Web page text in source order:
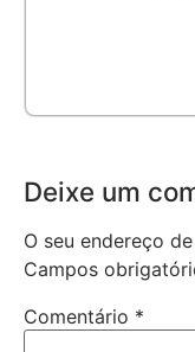
Deixe um
O seu endereço
Campos
Comentário *